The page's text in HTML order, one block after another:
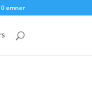
0 emner